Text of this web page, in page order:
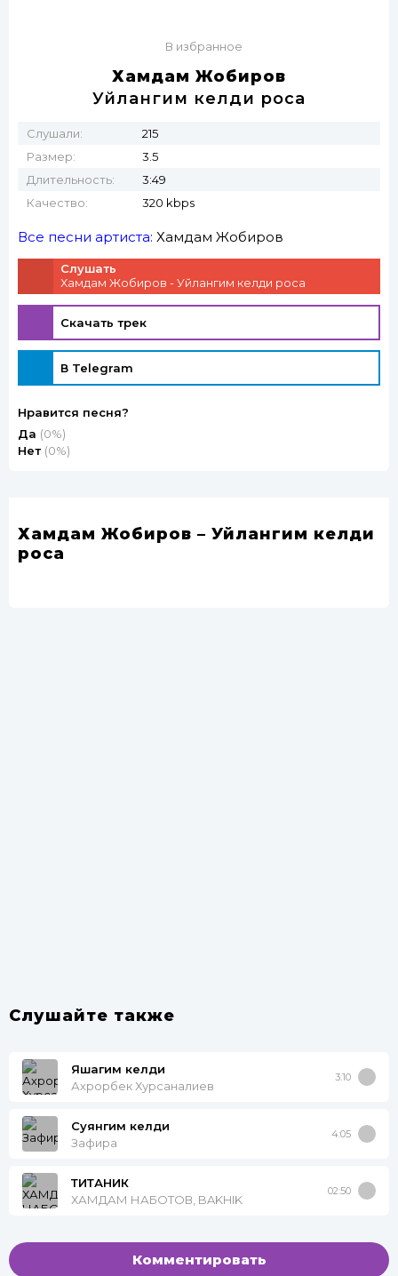
В избранное
Хамдам Жобиров
Уйлангим келди роса
Слушали:
215
Размер:
3.5
Длительность:
3:49
Качество:
320 kbps
Все песни артиста: Хамдам Жобиров
Слушать
Хамдам Жобиров - Уйлангим келди роса
Скачать трек
В Telegram
Нравится песня?
Да (0%)
Нет (0%)
Хамдам Жобиров – Уйлангим келди
роса
Слушайте также
Яшагим келди
Ахрорбек Хурсаналиев
3:10
Суянгим келди
Зафира
4:05
ТИТАНИК
ХАМДАМ НАБОТОВ, BAKHIK
02:50
Комментировать